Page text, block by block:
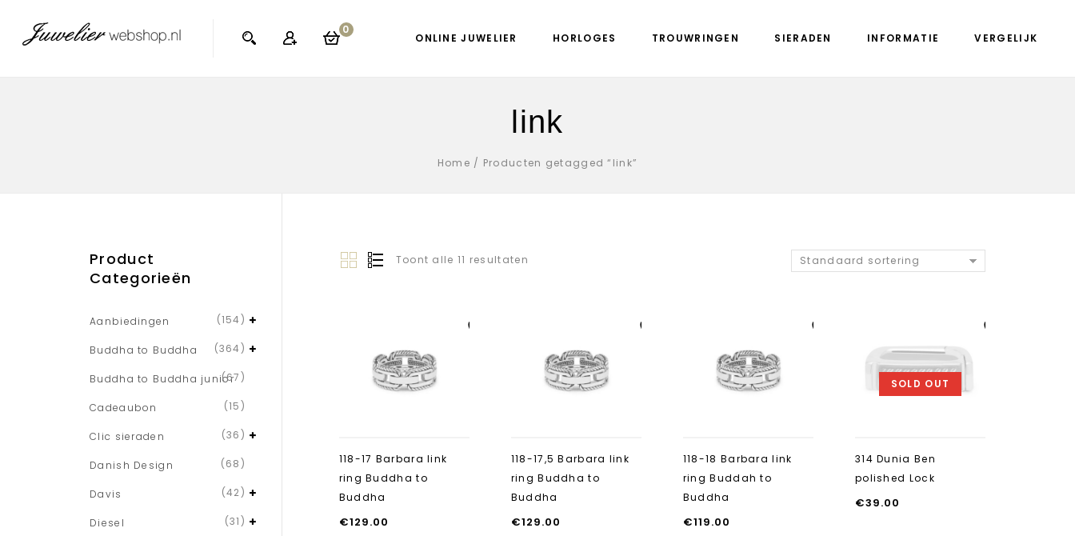
0
ONLINE JUWELIER HORLOGES TROUWRINGEN SIERADEN INFORMATIE VERGELIJK
link
Home / Producten getagged “link”
Toont alle 11 resultaten Standaard sortering
118-17 Barbara link
ring Buddha to
Buddha
€129.00
118-17,5 Barbara link
ring Buddha to
Buddha
€129.00
118-18 Barbara link
ring Buddah to
Buddha
€119.00
SOLD OUT
314 Dunia Ben
polished Lock
€39.00
Product
Categorieën
Aanbiedingen (154)
Buddha to Buddha (364)
Buddha to Buddha junior(67)
Cadeaubon (15)
Clic sieraden (36)
Danish Design (68)
Davis (42)
Diesel (31)